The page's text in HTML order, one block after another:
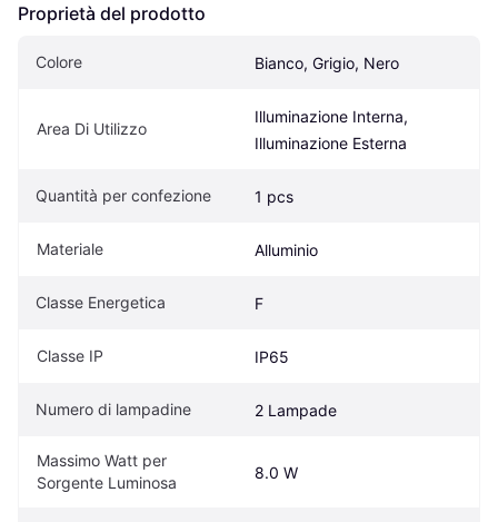
Proprietà del prodotto
Colore Bianco, Grigio, Nero
Area Di Utilizzo
Illuminazione Interna,
Illuminazione Esterna
Quantità per confezione 1 pcs
Materiale Alluminio
Classe Energetica F
Classe IP IP65
Numero di lampadine 2 Lampade
Massimo Watt per
Sorgente Luminosa
8.0 W